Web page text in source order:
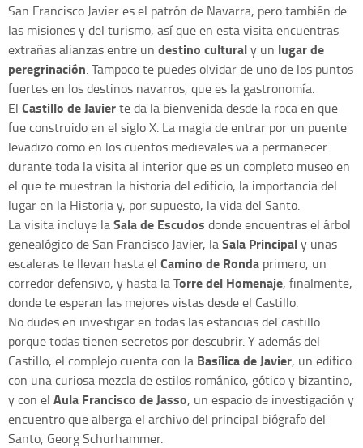
San Francisco Javier es el patrón de Navarra, pero también de
las misiones y del turismo, así que en esta visita encuentras
extrañas alianzas entre un destino culturaly un lugar de
peregrinación. Tampoco te puedes olvidar de uno de los puntos
fuertes en los destinos navarros, que es la gastronomía.
El Castillo de Javierte da la bienvenida desde la roca en que
fue construido en el siglo X. La magia de entrar por un puente
levadizo como en los cuentos medievales va a permanecer
durante toda la visita al interior que es un completo museo en
el que te muestran la historia del edificio, la importancia del
lugar en la Historia y, por supuesto, la vida del Santo.
La visita incluye laSala de Escudos donde encuentras el árbol
genealógico de San Francisco Javier, laSala Principaly unas
escaleras te llevan hasta el Camino de Ronda primero, un
corredor defensivo, y hasta laTorre del Homenaje, finalmente,
donde te esperan las mejores vistas desde el Castillo.
No dudes en investigar en todas las estancias del castillo
porque todas tienen secretos por descubrir. Y además del
Castillo, el complejo cuenta con la Basílica de Javier, un edifico
con una curiosa mezcla de estilos románico, gótico y bizantino,
y con el Aula Francisco de Jasso, un espacio de investigación y
encuentro que alberga el archivo del principal biógrafo del
Santo, Georg Schurhammer.